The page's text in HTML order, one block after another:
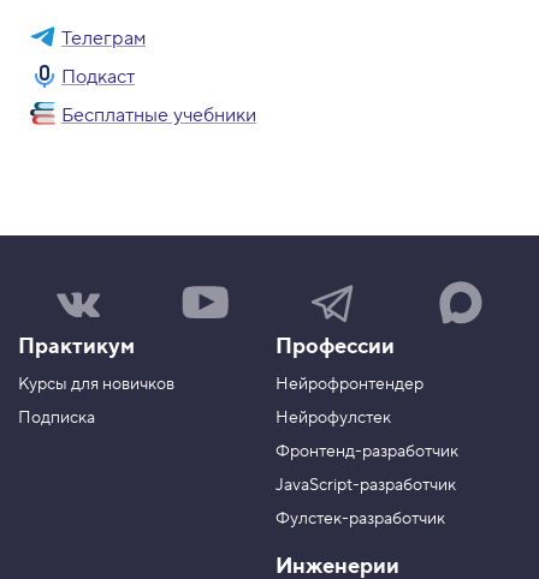
Телеграм
Подкаст
Бесплатные учебники
а
а
р
у
Н
а
а
к
н
а
в
e
e
Н
а
ш
в
A
Практикум
Курсы для новичков
Подписка
Профессии
Нейрофронтендер
Нейрофулстек
Фронтенд-разработчик
JavaScript-разработчик
Фулстек-разработчик
Инженерии